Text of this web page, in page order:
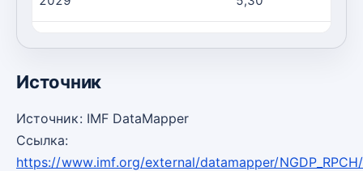
Источник
Источник: IMF DataMapper
Ссылка:
https://www.imf.org/external/datamapper/